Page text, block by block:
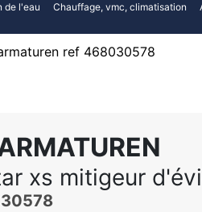
de l'eau Chauffage, vmc, climatisation
ref 468030578
xs mitigeur